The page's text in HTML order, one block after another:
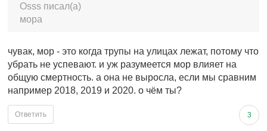
Osss писал(а)
мора
чувак, мор - это когда трупы на улицах лежат, потому что
убрать не успевают. и уж разумеется мор влияет на
общую смертность. а она не выросла, если мы сравним
например 2018, 2019 и 2020. о чём ты?
3
Ответить